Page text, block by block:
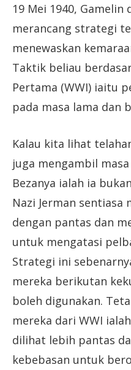
19 Mei 1940,
merancang strategi
menewaskan
Taktik beliau
Pertama (WWI) iaitu
pada masa lama dan
Kalau kita lihat
juga mengambil
Bezanya ialah ia
Nazi Jerman
dengan pantas dan
untuk mengatasi
Strategi ini
mereka berikutan
boleh digunakan.
mereka dari WWI
dilihat lebih pantas
kebebasan untuk